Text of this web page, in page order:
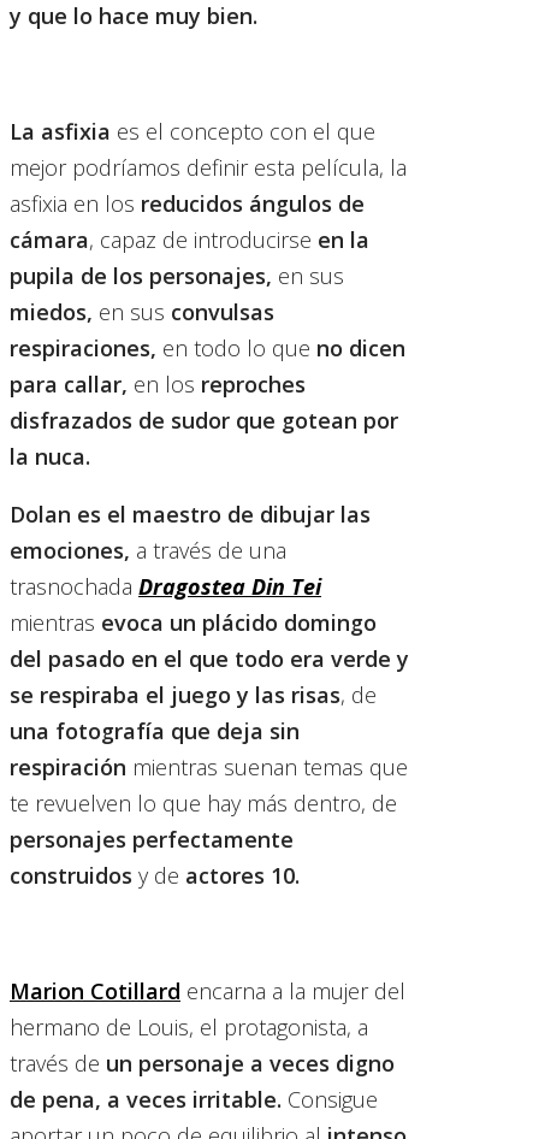
y que lo hace muy bien.
La asfixia es el concepto con el que
mejor podríamos definir esta película, la
asfixia en los reducidos ángulos de
cámara, capaz de introducirse en la
pupila de los personajes, en sus
miedos, en sus convulsas
respiraciones, en todo lo que no dicen
para callar, en los reproches
disfrazados de sudor que gotean por
la nuca.
Dolan es el maestro de dibujar las
emociones, a través de una
trasnochada Dragostea Din Tei
mientras evoca un plácido domingo
del pasado en el que todo era verde y
se respiraba el juego y las risas, de
una fotografía que deja sin
respiración mientras suenan temas que
te revuelven lo que hay más dentro, de
personajes perfectamente
construidos y de actores 10.
Marion Cotillard encarna a la mujer del
hermano de Louis, el protagonista, a
través de un personaje a veces digno
de pena, a veces irritable. Consigue